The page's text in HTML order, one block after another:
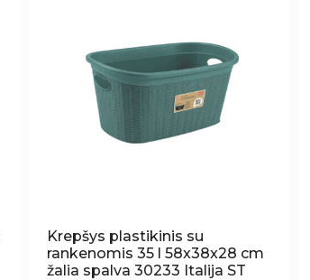
Krepšys plastikinis su
rankenomis 35 l 58x38x28 cm
žalia spalva 30233 Italija ST